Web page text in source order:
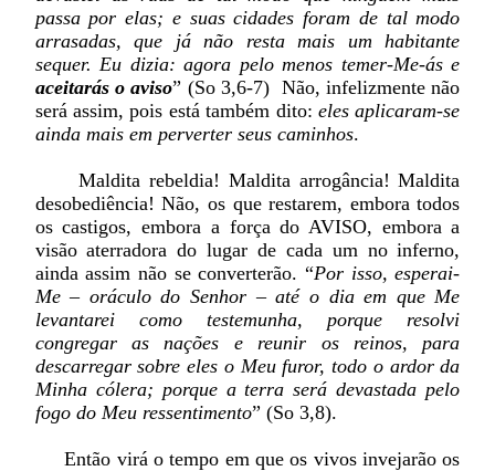
passa por elas; e suas cidades foram de tal modo
arrasadas, que já não resta mais um habitante
sequer. Eu dizia: agora pelo menos temer-Me-ás e
aceitarás o aviso” (So 3,6-7) Não, infelizmente não
será assim, pois está também dito:eles aplicaram-se
ainda mais em perverter seus caminhos.
Maldita rebeldia! Maldita arrogância! Maldita
desobediência! Não, os que restarem, embora todos
os castigos, embora a força do AVISO, embora a
visão aterradora do lugar de cada um no inferno,
ainda assim não se converterão. “Por isso, esperai-
Me – oráculo do Senhor – até o dia em que Me
levantarei como testemunha, porque resolvi
congregar as nações e reunir os reinos, para
descarregar sobre eles o Meu furor, todo o ardor da
Minha cólera; porque a terra será devastada pelo
fogo do Meu ressentimento” (So 3,8).
Então virá o tempo em que os vivos invejarão os